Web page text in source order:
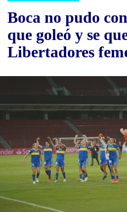
Boca no pudo
que goleó y se
Libertadores